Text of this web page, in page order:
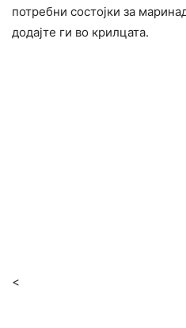
потребни состојки за
додајте ги во крилцата.
<